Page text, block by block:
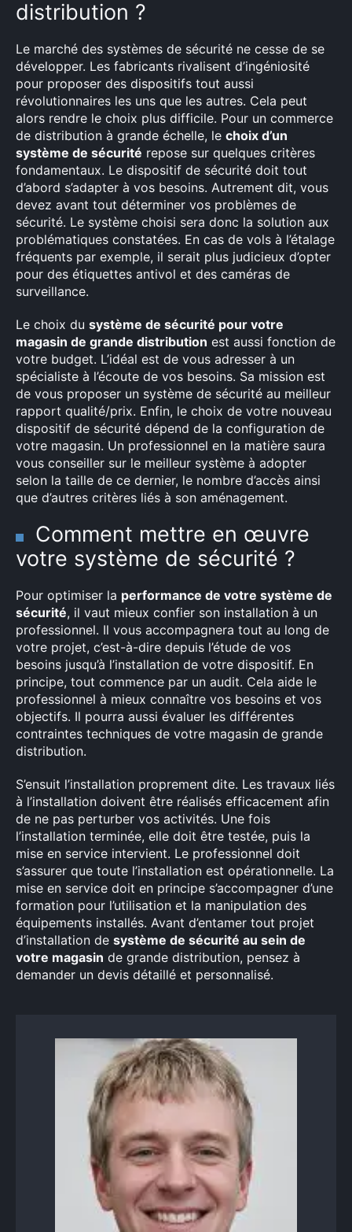
distribution ?
Le marché des systèmes de sécurité ne cesse de se
développer. Les fabricants rivalisent d’ingéniosité
pour proposer des dispositifs tout aussi
révolutionnaires les uns que les autres. Cela peut
alors rendre le choix plus difficile. Pour un commerce
de distribution à grande échelle, le choix d’un
système de sécurité repose sur quelques critères
fondamentaux. Le dispositif de sécurité doit tout
d’abord s’adapter à vos besoins. Autrement dit, vous
devez avant tout déterminer vos problèmes de
sécurité. Le système choisi sera donc la solution aux
problématiques constatées. En cas de vols à l’étalage
fréquents par exemple, il serait plus judicieux d’opter
pour des étiquettes antivol et des caméras de
surveillance.
Le choix du système de sécurité pour votre
magasin de grande distribution est aussi fonction de
votre budget. L’idéal est de vous adresser à un
spécialiste à l’écoute de vos besoins. Sa mission est
de vous proposer un système de sécurité au meilleur
rapport qualité/prix. Enfin, le choix de votre nouveau
dispositif de sécurité dépend de la configuration de
votre magasin. Un professionnel en la matière saura
vous conseiller sur le meilleur système à adopter
selon la taille de ce dernier, le nombre d’accès ainsi
que d’autres critères liés à son aménagement.
Comment mettre en œuvre
votre système de sécurité ?
Pour optimiser la performance de votre système de
sécurité, il vaut mieux confier son installation à un
professionnel. Il vous accompagnera tout au long de
votre projet, c’est-à-dire depuis l’étude de vos
besoins jusqu’à l’installation de votre dispositif. En
principe, tout commence par un audit. Cela aide le
professionnel à mieux connaître vos besoins et vos
objectifs. Il pourra aussi évaluer les différentes
contraintes techniques de votre magasin de grande
distribution.
S’ensuit l’installation proprement dite. Les travaux liés
à l’installation doivent être réalisés efficacement afin
de ne pas perturber vos activités. Une fois
l’installation terminée, elle doit être testée, puis la
mise en service intervient. Le professionnel doit
s’assurer que toute l’installation est opérationnelle. La
mise en service doit en principe s’accompagner d’une
formation pour l’utilisation et la manipulation des
équipements installés. Avant d’entamer tout projet
d’installation de système de sécurité au sein de
votre magasin de grande distribution, pensez à
demander un devis détaillé et personnalisé.
Rechercher
: